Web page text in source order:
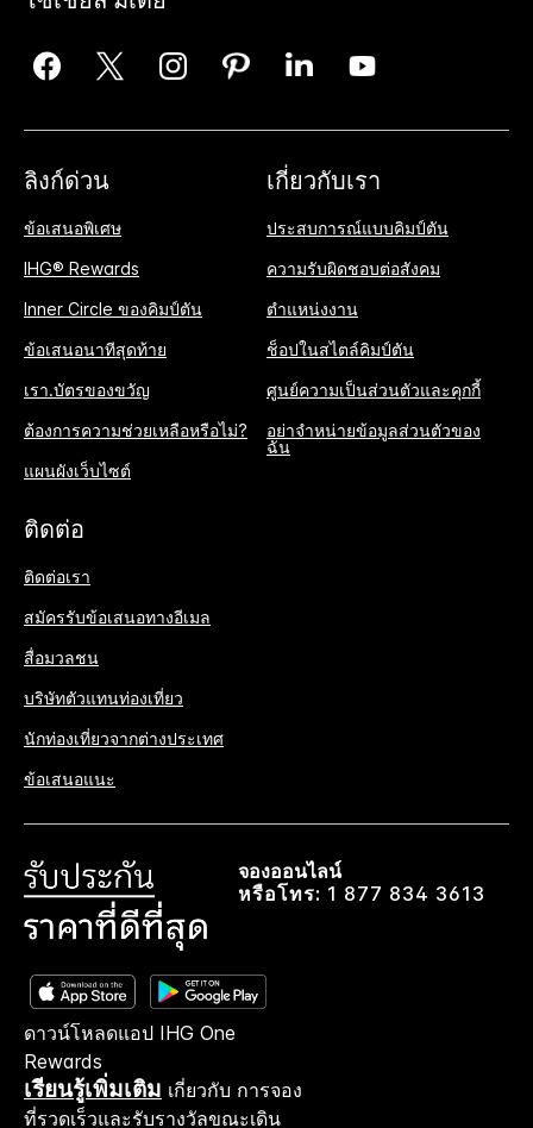
ลิงก์ด่วน
ข้อเสนอพิเศษ
IHG® Rewards
Inner Circle ของคิมป์ตัน
ข้อเสนอนาทีสุดท้าย
เรา.บัตรของขวัญ
ต้องการความช่วยเหลือหรือไม่?
แผนผังเว็บไซต์
เกี่ยวกับเรา
ประสบการณ์แบบคิมป์ตัน
ความรับผิดชอบต่อสังคม
ตำแหน่งงาน
ช็อปในสไตล์คิมป์ตัน
ศูนย์ความเป็นส่วนตัวและคุกกี้
อย่าจำหน่ายข้อมูลส่วนตัวของ
ฉัน
ติดต่อ
ติดต่อเรา
สมัครรับข้อเสนอทางอีเมล
สื่อมวลชน
บริษัทตัวแทนท่องเที่ยว
นักท่องเที่ยวจากต่างประเทศ
ข้อเสนอแนะ
จองออนไลน์
หรือโทร: 1 877 834 3613
ดาวน์โหลดแอป IHG One
Rewards
เรียนรู้เพิ่มเติม เกี่ยวกับ การจอง
ที่รวดเร็วและรับรางวัลขณะเดิน